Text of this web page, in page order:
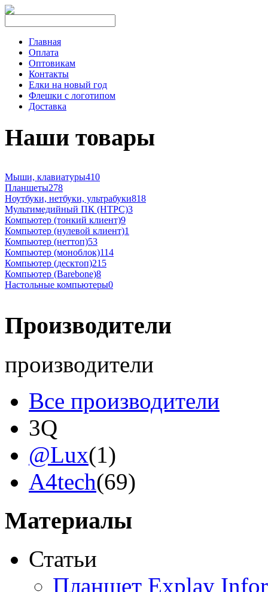
Главная
Оплата
Оптовикам
Контакты
Елки на новый год
Флешки с логотипом
Доставка
Наши товары
Мыши, клавиатуры410
Планшеты278
Ноутбуки, нетбуки, ультрабуки818
Мультимедийный ПК (HTPC)3
Компьютер (тонкий клиент)9
Компьютер (нулевой клиент)1
Компьютер (неттоп)53
Компьютер (моноблок)114
Компьютер (десктоп)215
Компьютер (Barebone)8
Настольные компьютеры0
Производители
производители
Все производители
3Q
@Lux(1)
A4tech(69)
Acme(2)
Ainol
Материалы
Статьи
Планшет Explay